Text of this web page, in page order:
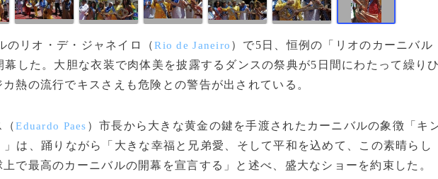
のリオ・デ・ジャネイロ（Rio de Janeiro ）で5日、恒例の「リオのカーニバル
幕した。大胆な衣装で肉体美を披露するダンスの祭典が5日間にわたって繰り
熱の流行でキスさえも危険との警告が出されている。
（Eduardo Paes ）市長から大きな黄金の鍵を手渡されたカーニバルの象徴「キ
」は、踊りながら「大きな幸福と兄弟愛、そして平和を込めて、この素晴らし
で最高のカーニバルの開幕を宣言する」と述べ、盛大なショーを約束した。